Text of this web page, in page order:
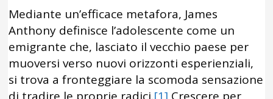
Mediante un’efficace metafora, James
Anthony definisce l’adolescente come un
emigrante che, lasciato il vecchio paese per
muoversi verso nuovi orizzonti esperienziali,
si trova a fronteggiare la scomoda sensazione